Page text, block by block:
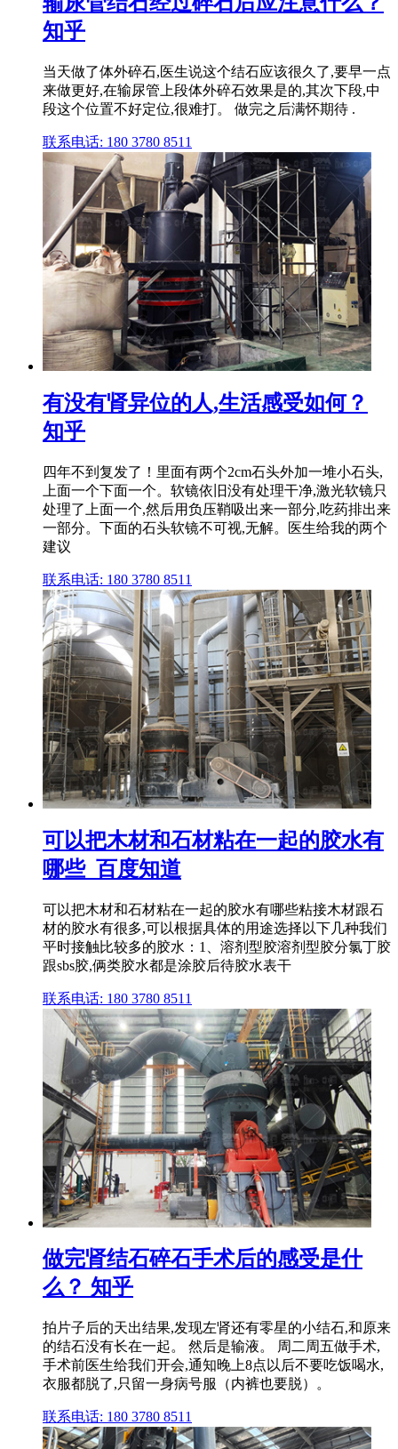
知乎
当天做了体外碎石,医生说这个结石应该很久了,要早一点
来做更好,在输尿管上段体外碎石效果是的,其次下段,中
段这个位置不好定位,很难打。 做完之后满怀期待 .
联系电话: 180 3780 8511
有没有肾异位的人,生活感受如何？
知乎
四年不到复发了！里面有两个2cm石头外加一堆小石头,
上面一个下面一个。软镜依旧没有处理干净,激光软镜只
处理了上面一个,然后用负压鞘吸出来一部分,吃药排出来
一部分。下面的石头软镜不可视,无解。医生给我的两个
建议
联系电话: 180 3780 8511
可以把木材和石材粘在一起的胶水有
哪些_百度知道
可以把木材和石材粘在一起的胶水有哪些粘接木材跟石
材的胶水有很多,可以根据具体的用途选择以下几种我们
平时接触比较多的胶水：1、溶剂型胶溶剂型胶分氯丁胶
跟sbs胶,俩类胶水都是涂胶后待胶水表干
联系电话: 180 3780 8511
做完肾结石碎石手术后的感受是什
么？ 知乎
拍片子后的天出结果,发现左肾还有零星的小结石,和原来
的结石没有长在一起。 然后是输液。 周二周五做手术,
手术前医生给我们开会,通知晚上8点以后不要吃饭喝水,
衣服都脱了,只留一身病号服（内裤也要脱）。
联系电话: 180 3780 8511